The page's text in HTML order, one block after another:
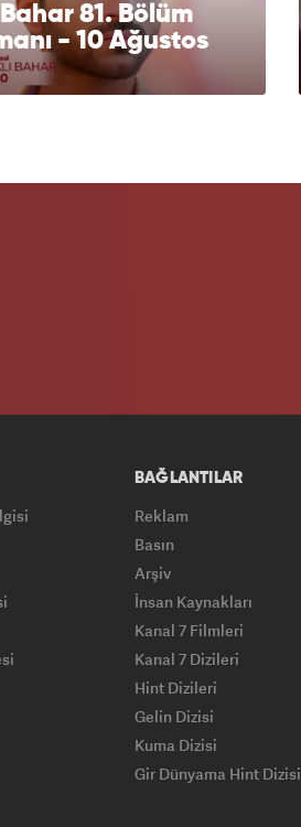
81. Bölüm
- 10 Ağustos
BAĞLANTILAR
Reklam
Basın
Arşiv
İnsan Kaynakları
Kanal 7 Filmleri
Kanal 7 Dizileri
Hint Dizileri
Gelin Dizisi
Kuma Dizisi
Gir Dünyama Hint Dizisi